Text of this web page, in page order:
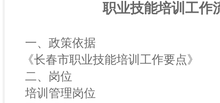
职业技能培训工作
一、政策依据
《长春市职业技能培训工作要点》
二、岗位
培训管理岗位